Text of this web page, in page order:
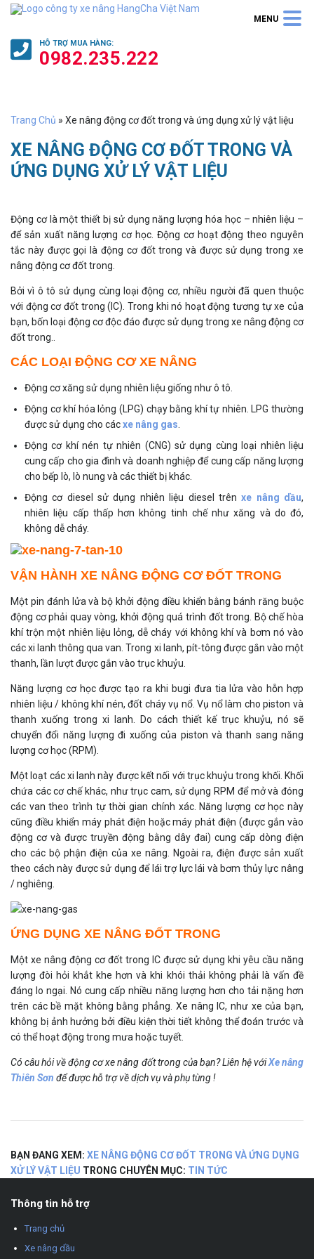
HỖ TRỢ MUA HÀNG:
0982.235.222
Trang Chủ » Xe nâng động cơ đốt trong và ứng dụng xử lý vật liệu
XE NÂNG ĐỘNG CƠ ĐỐT TRONG VÀ
ỨNG DỤNG XỬ LÝ VẬT LIỆU
Động cơ là một thiết bị sử dụng năng lượng hóa học – nhiên liệu –
để sản xuất năng lượng cơ học. Động cơ hoạt động theo nguyên
tắc này được gọi là động cơ đốt trong và được sử dụng trong xe
nâng động cơ đốt trong.
Bởi vì ô tô sử dụng cùng loại động cơ, nhiều người đã quen thuộc
với động cơ đốt trong (IC). Trong khi nó hoạt động tương tự xe của
bạn, bốn loại động cơ độc đáo được sử dụng trong xe nâng động cơ
đốt trong..
CÁC LOẠI ĐỘNG CƠ XE NÂNG
Động cơ xăng sử dụng nhiên liệu giống như ô tô.
Động cơ khí hóa lỏng (LPG) chạy bằng khí tự nhiên. LPG thường
được sử dụng cho cácxe nâng gas
Động cơ khí nén tự nhiên (CNG) sử dụng cùng loại nhiên liệu
cung cấp cho gia đình và doanh nghiệp để cung cấp năng lượng
cho bếp lò, lò nung và các thiết bị khác.
Động cơ diesel sử dụng nhiên liệu diesel trênxe nâng dầu,
nhiên liệu cấp thấp hơn không tinh chế như xăng và do đó,
không dễ cháy.
VẬN HÀNH XE NÂNG ĐỘNG CƠ ĐỐT TRONG
Một pin đánh lửa và bộ khởi động điều khiển bằng bánh răng buộc
động cơ phải quay vòng, khởi động quá trình đốt trong. Bộ chế hòa
khí trộn một nhiên liệu lỏng, dễ cháy với không khí và bơm nó vào
các xi lanh thông qua van. Trong xi lanh, pít-tông được gắn vào một
thanh, lần lượt được gắn vào trục khuỷu.
Năng lượng cơ học được tạo ra khi bugi đưa tia lửa vào hỗn hợp
nhiên liệu / không khí nén, đốt cháy vụ nổ. Vụ nổ làm cho piston và
thanh xuống trong xi lanh. Do cách thiết kế trục khuỷu, nó sẽ
chuyển đổi năng lượng đi xuống của piston và thanh sang năng
lượng cơ học (RPM).
Một loạt các xi lanh này được kết nối với trục khuỷu trong khối. Khối
chứa các cơ chế khác, như trục cam, sử dụng RPM để mở và đóng
các van theo trình tự thời gian chính xác. Năng lượng cơ học này
cũng điều khiển máy phát điện hoặc máy phát điện (được gắn vào
động cơ và được truyền động bằng dây đai) cung cấp dòng điện
cho các bộ phận điện của xe nâng. Ngoài ra, điện được sản xuất
theo cách này được sử dụng để lái trợ lực lái và bơm thủy lực nâng
/ nghiêng.
ỨNG DỤNG XE NÂNG ĐỐT TRONG
Một xe nâng động cơ đốt trong IC được sử dụng khi yêu cầu năng
lượng đòi hỏi khắt khe hơn và khi khói thải không phải là vấn đề
đáng lo ngại. Nó cung cấp nhiều năng lượng hơn cho tải nặng hơn
trên các bề mặt không bằng phẳng. Xe nâng IC, như xe của bạn,
không bị ảnh hưởng bởi điều kiện thời tiết không thể đoán trước và
có thể hoạt động trong mưa hoặc tuyết.
Có câu hỏi về động cơ xe nâng đốt trong của bạn?Liên hệ vớiXe nâng
Thiên Sơn để được hỗ trợ vềdịch vụvàphụ tùng !
BẠN ĐANG XEM: XE NÂNG ĐỘNG CƠ ĐỐT TRONG VÀ ỨNG DỤNG
XỬ LÝ VẬT LIỆU TRONG CHUYÊN MỤC: TIN TỨC
Thông tin hỗ trợ
Trang chủ
Xe nâng dầu